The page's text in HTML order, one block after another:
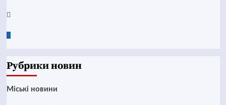
Twitter
Google
Рубрики новин
Mіські новини